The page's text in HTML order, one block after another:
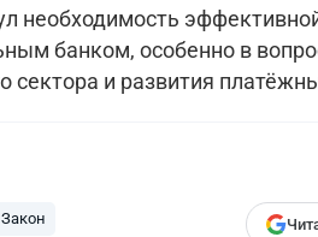
необходимость
банком, особенно в
сектора и развития
Закон
Поставьте
Finratings.kz— и